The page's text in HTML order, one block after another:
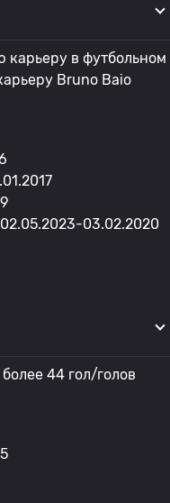
карьеру в футбольном
Bruno Baio
03.02.2020
44 гол/голов